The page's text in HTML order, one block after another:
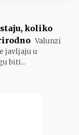
koliko
Valunzi
javljaju u
biti...